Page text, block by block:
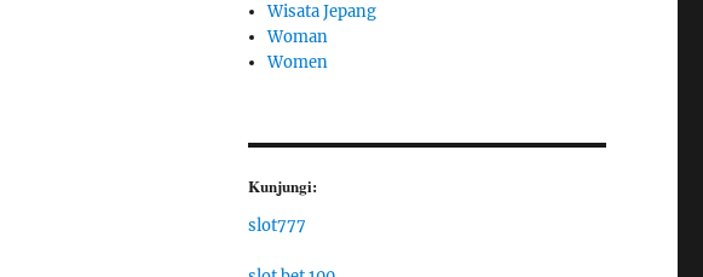
Wisata Jepang
Woman
Women
Kunjungi:
slot777